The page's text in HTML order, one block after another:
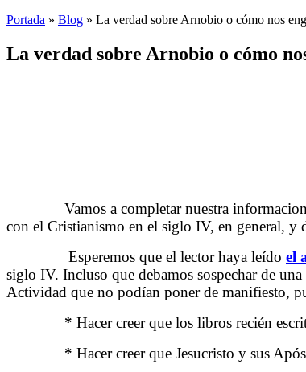
Portada » Blog » La verdad sobre Arnobio o cómo nos
La verdad sobre Arnobio o cómo
Vamos a completar nuestra
con el Cristianismo en el siglo IV, en general, y
Esperemos que el lector haya leído el
siglo IV. Incluso que debamos sospechar de
Actividad que no podían poner de manifiesto,
* Hacer creer que los libros recién
* Hacer creer que Jesucristo y sus